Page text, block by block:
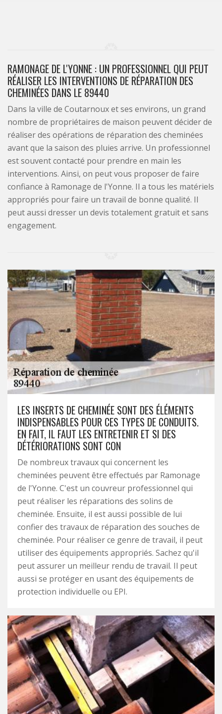
RAMONAGE DE L'YONNE : UN PROFESSIONNEL QUI PEUT
RÉALISER LES INTERVENTIONS DE RÉPARATION DES
CHEMINÉES DANS LE 89440
Dans la ville de Coutarnoux et ses environs, un grand
nombre de propriétaires de maison peuvent décider de
réaliser des opérations de réparation des cheminées
avant que la saison des pluies arrive. Un professionnel
est souvent contacté pour prendre en main les
interventions. Ainsi, on peut vous proposer de faire
confiance à Ramonage de l'Yonne. Il a tous les matériels
appropriés pour faire un travail de bonne qualité. Il
peut aussi dresser un devis totalement gratuit et sans
engagement.
LES INSERTS DE CHEMINÉE SONT DES ÉLÉMENTS
INDISPENSABLES POUR CES TYPES DE CONDUITS.
EN FAIT, IL FAUT LES ENTRETENIR ET SI DES
DÉTÉRIORATIONS SONT CON
De nombreux travaux qui concernent les
cheminées peuvent être effectués par Ramonage
de l'Yonne. C'est un couvreur professionnel qui
peut réaliser les réparations des solins de
cheminée. Ensuite, il est aussi possible de lui
confier des travaux de réparation des souches de
cheminée. Pour réaliser ce genre de travail, il peut
utiliser des équipements appropriés. Sachez qu'il
peut assurer un meilleur rendu de travail. Il peut
aussi se protéger en usant des équipements de
protection individuelle ou EPI.